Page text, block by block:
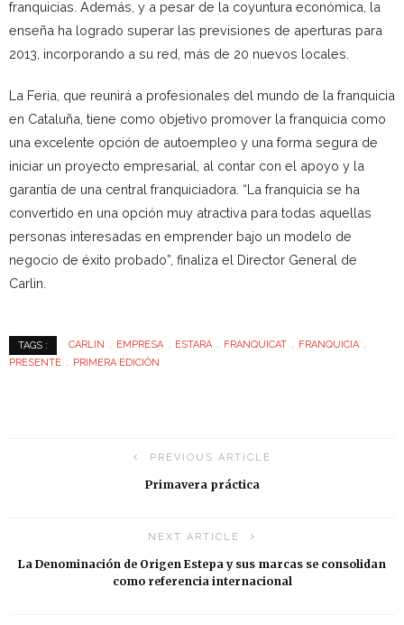
franquicias. Además, y a pesar de la coyuntura económica, la
enseña ha logrado superar las previsiones de aperturas para
2013, incorporando a su red, más de 20 nuevos locales.
La Feria, que reunirá a profesionales del mundo de la franquicia
en Cataluña, tiene como objetivo promover la franquicia como
una excelente opción de autoempleo y una forma segura de
iniciar un proyecto empresarial, al contar con el apoyo y la
garantía de una central franquiciadora. “La franquicia se ha
convertido en una opción muy atractiva para todas aquellas
personas interesadas en emprender bajo un modelo de
negocio de éxito probado”, finaliza el Director General de
Carlin.
TAGS : CARLIN EMPRESA ESTARÁ FRANQUICAT
FRANQUICIA
PRESENTE
PRIMERA EDICIÓN
PREVIOUS ARTICLE
Primavera práctica
NEXT ARTICLE
La Denominación de Origen Estepa y sus marcas se consolidan
como referencia internacional